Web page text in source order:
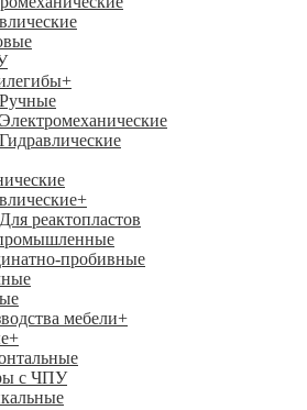
+
Ручные
Электромеханические
Гидравлические
+
Для реактопластов
пробивные
мебели+
+
с ЧПУ